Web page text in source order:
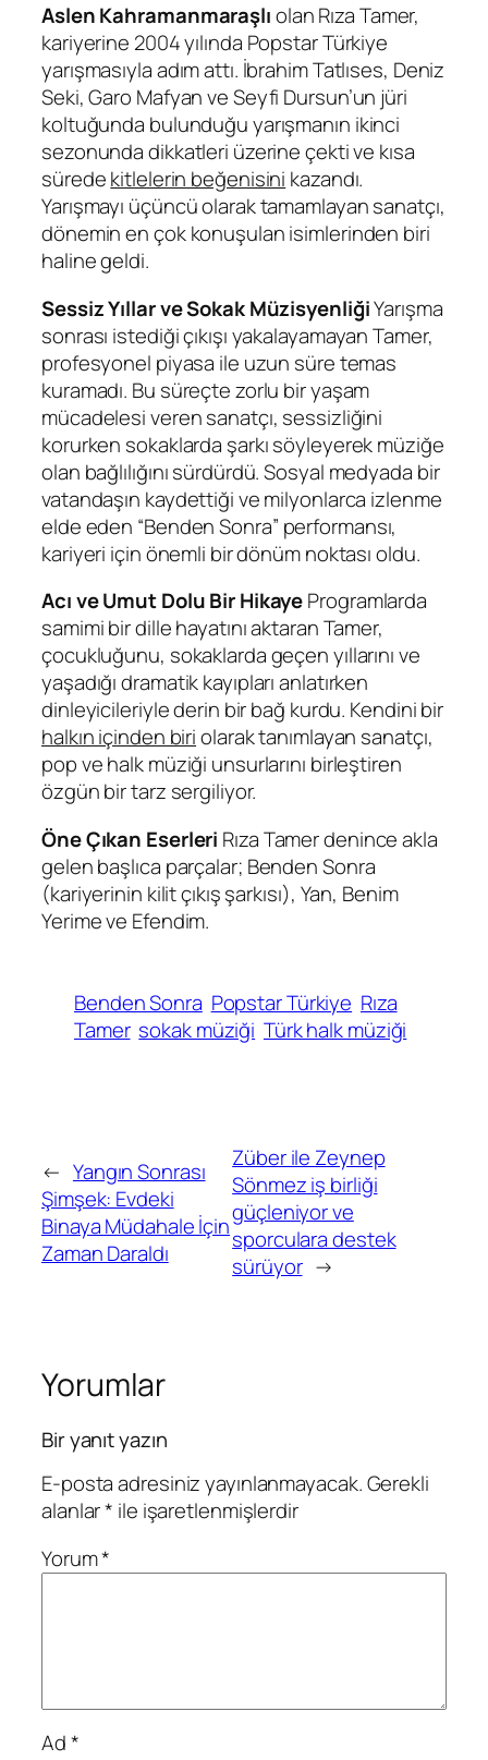
Aslen Kahramanmaraşlıolan Rıza Tamer,
kariyerine 2004 yılında Popstar Türkiye
yarışmasıyla adım attı. İbrahim Tatlıses, Deniz
Seki, Garo Mafyan ve Seyfi Dursun’un jüri
koltuğunda bulunduğu yarışmanın ikinci
sezonunda dikkatleri üzerine çekti ve kısa
süredekitlelerin beğenisini kazandı.
Yarışmayı üçüncü olarak tamamlayan sanatçı,
dönemin en çok konuşulan isimlerinden biri
haline geldi.
Sessiz Yıllar ve Sokak MüzisyenliğiYarışma
sonrası istediği çıkışı yakalayamayan Tamer,
profesyonel piyasa ile uzun süre temas
kuramadı. Bu süreçte zorlu bir yaşam
mücadelesi veren sanatçı, sessizliğini
korurken sokaklarda şarkı söyleyerek müziğe
olan bağlılığını sürdürdü. Sosyal medyada bir
vatandaşın kaydettiği ve milyonlarca izlenme
elde eden “Benden Sonra” performansı,
kariyeri için önemli bir dönüm noktası oldu.
Acı ve Umut Dolu Bir HikayeProgramlarda
samimi bir dille hayatını aktaran Tamer,
çocukluğunu, sokaklarda geçen yıllarını ve
yaşadığı dramatik kayıpları anlatırken
dinleyicileriyle derin bir bağ kurdu. Kendini bir
halkın içinden biriolarak tanımlayan sanatçı,
pop ve halk müziği unsurlarını birleştiren
özgün bir tarz sergiliyor.
Öne Çıkan Eserleri Rıza Tamer denince akla
gelen başlıca parçalar; Benden Sonra
(kariyerinin kilit çıkış şarkısı), Yan, Benim
Yerimeve Efendim.
Benden Sonra Popstar Türkiye Rıza
Tamer sokak müziği Türk halk müziği
← Yangın Sonrası
Şimşek: Evdeki
Binaya Müdahale İçin
Zaman Daraldı
Züber ile Zeynep
Sönmez iş birliği
güçleniyor ve
sporculara destek
sürüyor →
Yorumlar
Bir yanıt yazın
E-posta adresiniz yayınlanmayacak.Gerekli
alanlar* ile işaretlenmişlerdir
Yorum*
Ad*